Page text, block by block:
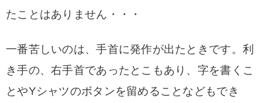
たことはありません・・・
一番苦しいのは、手首に発作が出たときです。利
き手の、右手首であったとこもあり、字を書くこ
とやYシャツのボタンを留めることなどもでき